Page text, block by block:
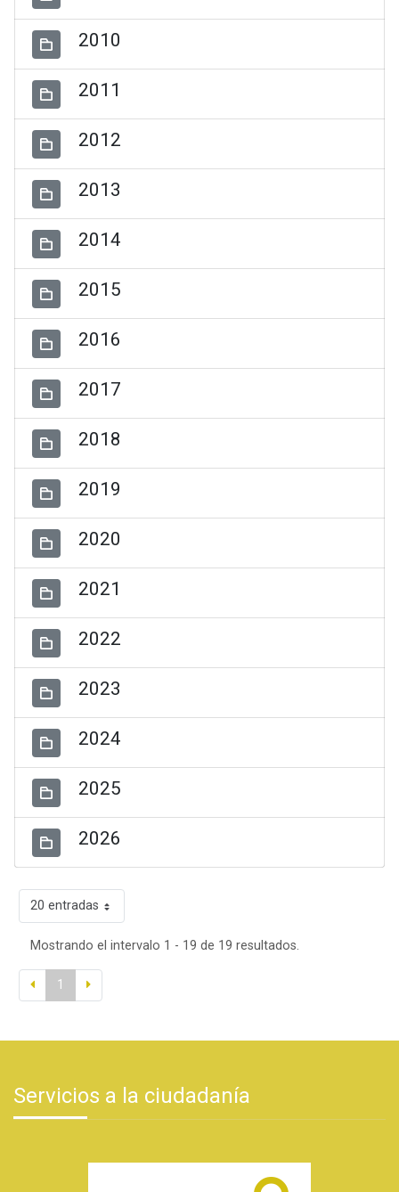
2010
2011
2012
2013
2014
2015
2016
2017
2018
2019
2020
2021
2022
2023
2024
2025
2026
20 entradas
Mostrando el intervalo 1 - 19 de 19 resultados.
1
Servicios a la ciudadanía